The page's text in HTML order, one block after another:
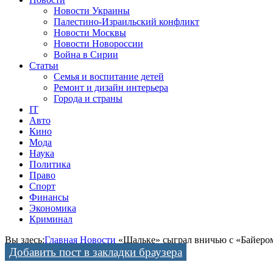
Новости Украины
Палестино-Израильский конфликт
Новости Москвы
Новости Новороссии
Война в Сирии
Статьи
Семья и воспитание детей
Ремонт и дизайн интерьера
Города и страны
IT
Авто
Кино
Мода
Наука
Политика
Право
Спорт
Финансы
Экономика
Криминал
Вы здесь:Главная Новости «Шальке» сыграл вничью с
Добавить пост в закладки браузера